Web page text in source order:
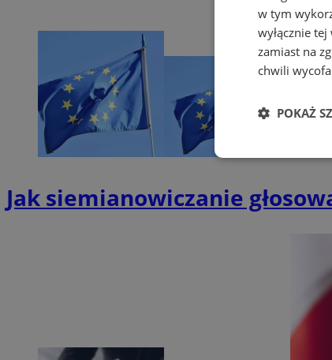
Jak siemianowiczanie
w tym
wyłącznie
zamiast na
chwili
POKAŻ
Niezbędne
zarządzanie